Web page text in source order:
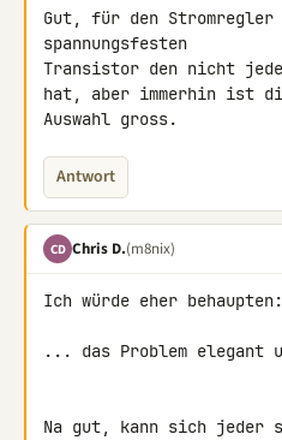
Gut, für den Stromregler
spannungsfesten
Transistor den nicht
hat, aber immerhin ist
Auswahl gross.
Antwort
CD Chris D.(m8nix)
Ich würde eher behaupten:
... das Problem elegant
Na gut, kann sich